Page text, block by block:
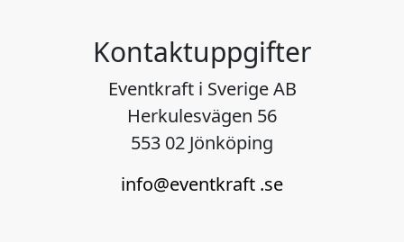
Kontaktuppgifter
Eventkraft i Sverige AB
Herkulesvägen 56
553 02 Jönköping
info@eventkraft .se